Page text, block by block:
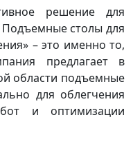
решение для
столы для
– это именно то,
предлагает в
области подъемные
для облегчения
и оптимизации